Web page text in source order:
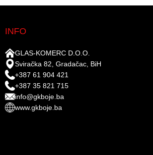
INFO
GLAS-KOMERC D.O.O.
Sviračka 82, Gradačac, BiH
+387 61 904 421
+387 35 821 715
info@gkboje.ba
www.gkboje.ba